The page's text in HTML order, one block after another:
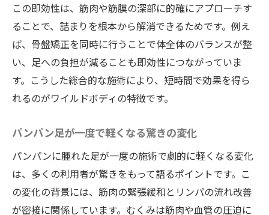
この即効性は、筋肉や筋膜の深部に的確にアプローチす
ることで、詰まりを根本から解消できるためです。例え
ば、骨盤矯正を同時に行うことで体全体のバランスが整
い、足への負担が減ることも即効性につながっていま
す。こうした総合的な施術により、短時間で効果を得ら
れるのがワイルドボディの特徴です。
パンパン足が一度で軽くなる驚きの変化
パンパンに腫れた足が一度の施術で劇的に軽くなる変化
は、多くの利用者が驚きをもって語るポイントです。こ
の変化の背景には、筋肉の緊張緩和とリンパの流れ改善
が密接に関係しています。むくみは筋肉や血管の圧迫に